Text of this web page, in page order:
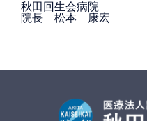
秋田回生会病院
院長 松本 康宏